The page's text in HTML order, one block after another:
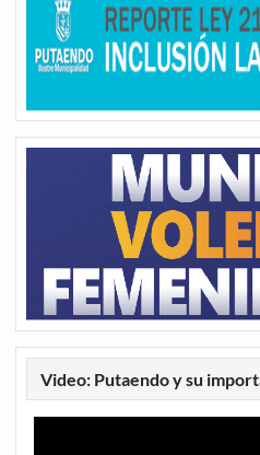
Video: Putaendo y su